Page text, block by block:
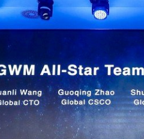
Телефон:8 (700) 150 22 60
Email: Haval.adm@virazh.kz,
Haval.adm@haval-almaty.kz
Мекенжайы:
Желтоқсан, 15а
Haval Kuldzhinka
Телефон:
+7 (702) 881 11 11
Жұмыс кестесі: 9:00 -20:00